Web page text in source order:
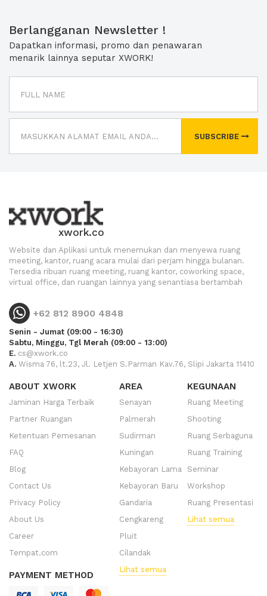
Berlangganan Newsletter !
Dapatkan informasi, promo dan penawaran
menarik lainnya seputar XWORK!
SUBSCRIBE
xwork.co
Website dan Aplikasi untuk menemukan dan menyewa ruang
meeting, kantor, ruang acara mulai dari perjam hingga bulanan.
Tersedia ribuan ruang meeting, ruang kantor, coworking space,
virtual office, dan ruangan lainnya yang senantiasa bertambah
+62 812 8900 4848
Senin - Jumat (09:00 - 16:30)
Sabtu, Minggu, Tgl Merah (09:00 - 13:00)
E. cs@xwork.co
A. Wisma 76, lt.23, Jl. Letjen S.Parman Kav.76, Slipi Jakarta 11410
ABOUT XWORK
Jaminan Harga Terbaik
Partner Ruangan
Ketentuan Pemesanan
FAQ
Blog
Contact Us
Privacy Policy
About Us
Career
Tempat.com
PAYMENT METHOD
AREA
Senayan
Palmerah
Sudirman
Kuningan
Kebayoran Lama
Kebayoran Baru
Gandaria
Cengkareng
Pluit
Cilandak
Lihat semua
KEGUNAAN
Ruang Meeting
Shooting
Ruang Serbaguna
Ruang Training
Seminar
Workshop
Ruang Presentasi
Lihat semua